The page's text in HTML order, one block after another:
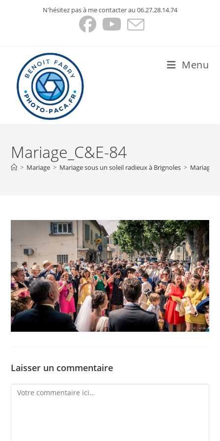
N'hésitez pas à me contacter au 06.27.28.14.74
Menu
Mariage_C&E-84
> Mariage > Mariage sous un soleil radieux à Brignoles >
Laisser un commentaire
Comment